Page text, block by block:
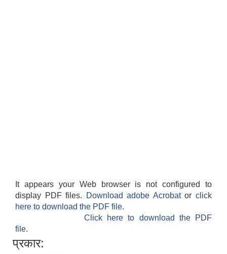
It appears your Web browser is not configured to
display PDF files.
Download adobe Acrobatorclick
here to download the PDF file.
Click here to download the PDF
file.
प्रकार: